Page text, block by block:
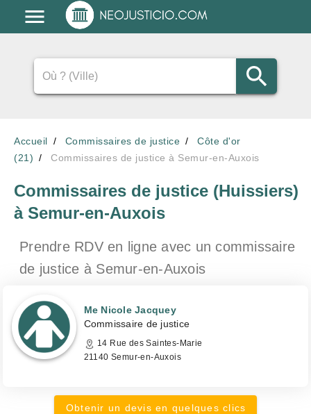
Accueil Commissaires de justice
Côte d'or
(21)
Commissaires de justice à Semur-en-Auxois
Commissaires de justice (Huissiers)
à Semur-en-Auxois
Prendre RDV en ligne avec un commissaire
de justice à Semur-en-Auxois
Me Nicole Jacquey
Commissaire de justice
14 Rue des Saintes-Marie
21140 Semur-en-Auxois
Obtenir un devis en quelques clics